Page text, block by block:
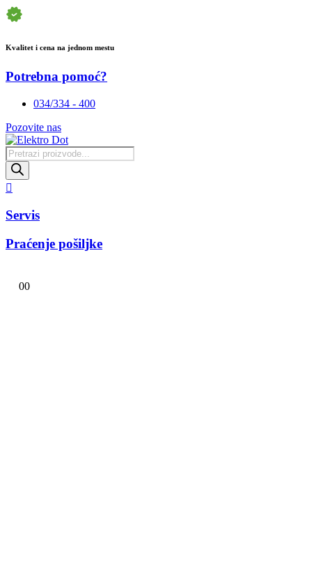
Kvalitet i cena na jednom mestu
Potrebna pomoć?
034/334 - 400
Pozovite nas
Products
search
Servis
Praćenje pošiljke
00